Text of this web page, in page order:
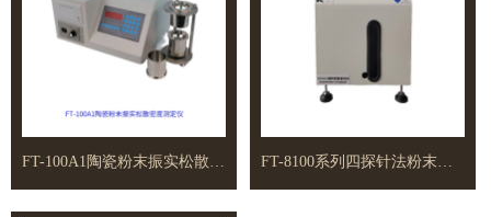
FT-100A1陶瓷粉末振实松散密度测定仪 FT-8100系列四探针法粉末电导率测试仪